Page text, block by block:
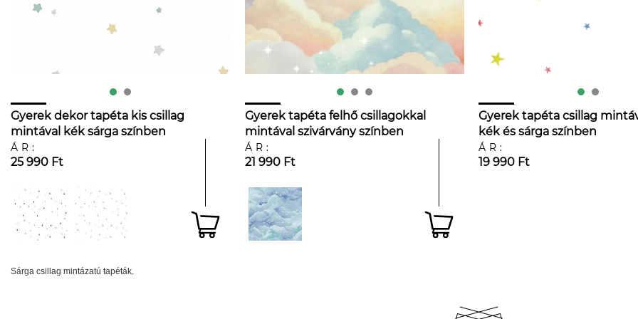
Gyerek dekor tapéta kis csillag
mintával kék sárga színben
ÁR:
25 990 Ft
Gyerek tapéta felhő csillagokkal
mintával szivárvány színben
ÁR:
21 990 Ft
Gyerek tapéta csillag
kék és sárga színben
ÁR:
19 990 Ft
Sárga csillag mintázatú tapéták.